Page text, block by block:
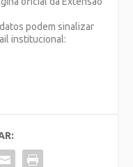
podem sinalizar
institucional: